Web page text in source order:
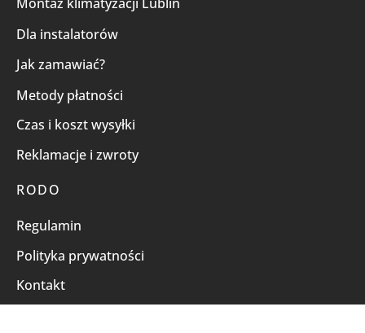
Montaż klimatyzacji Lublin
Dla instalatorów
Jak zamawiać?
Metody płatności
Czas i koszt wysyłki
Reklamacje i zwroty
RODO
Regulamin
Polityka prywatności
Kontakt